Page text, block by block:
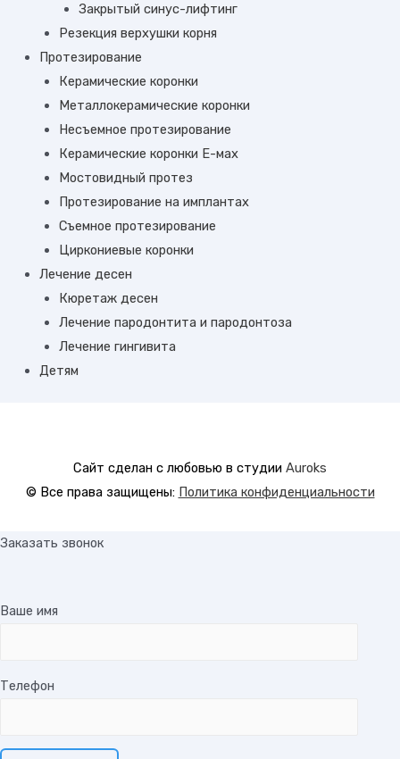
Закрытый синус-лифтинг
Резекция верхушки корня
Протезирование
Керамические коронки
Металлокерамические коронки
Несъемное протезирование
Керамические коронки Е-мах
Мостовидный протез
Протезирование на имплантах
Съемное протезирование
Циркониевые коронки
Лечение десен
Кюретаж десен
Лечение пародонтита и пародонтоза
Лечение гингивита
Детям
Сайт сделан с любовью в студии Auroks
© Все права защищены: Политика конфиденциальности
Заказать звонок
Ваше имя
Телефон